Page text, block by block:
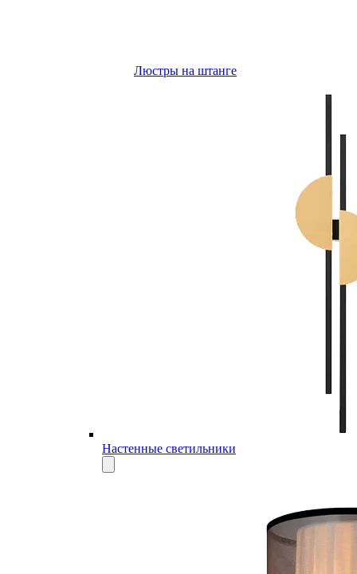
Люстры на штанге
Настенные светильники